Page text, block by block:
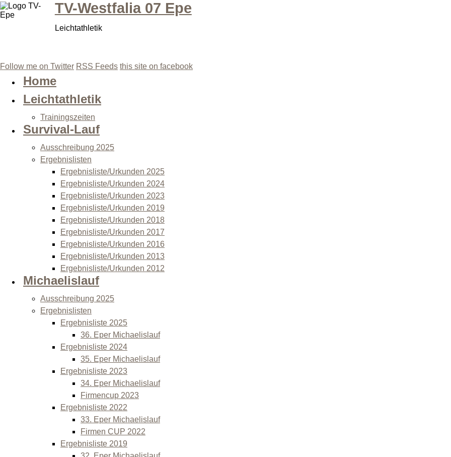
TV-Westfalia 07 Epe
Leichtathletik
Follow me on Twitter RSS Feeds this site on facebook
Home
Leichtathletik
Trainingszeiten
Survival-Lauf
Ausschreibung 2025
Ergebnislisten
Ergebnisliste/Urkunden 2025
Ergebnisliste/Urkunden 2024
Ergebnisliste/Urkunden 2023
Ergebnisliste/Urkunden 2019
Ergebnisliste/Urkunden 2018
Ergebnisliste/Urkunden 2017
Ergebnisliste/Urkunden 2016
Ergebnisliste/Urkunden 2013
Ergebnisliste/Urkunden 2012
Michaelislauf
Ausschreibung 2025
Ergebnislisten
Ergebnisliste 2025
36. Eper Michaelislauf
Ergebnisliste 2024
35. Eper Michaelislauf
Ergebnisliste 2023
34. Eper Michaelislauf
Firmencup 2023
Ergebnisliste 2022
33. Eper Michaelislauf
Firmen CUP 2022
Ergebnisliste 2019